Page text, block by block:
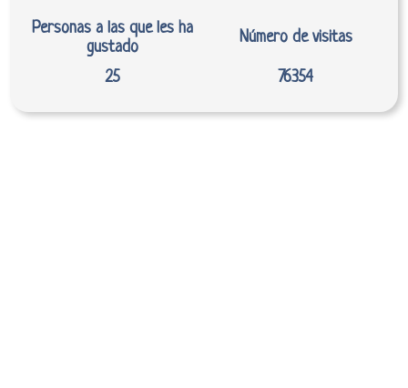
Personas a las que les ha
gustado
Número de visitas
25 76354